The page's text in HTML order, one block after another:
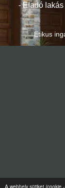
A webhely sütiket (cookie
- Eladó
Etikus